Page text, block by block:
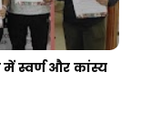
स्वर्ण और कांस्य